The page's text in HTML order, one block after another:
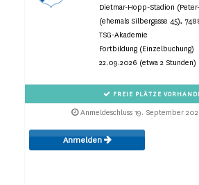
Dietmar-Hopp-Stadion
(ehemals Silbergasse 45),
TSG-Akademie
Fortbildung (Einzelbuchung)
22.09.2026 (etwa 2 Stunden)
FREIE PLÄTZE
Anmeldeschluss 19. September
Anmelden